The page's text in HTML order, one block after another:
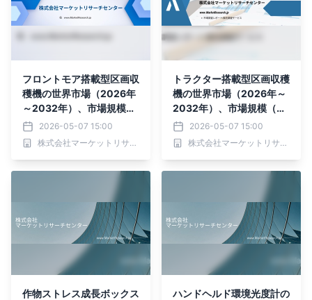
フロントモア搭載型区画収
穫機の世界市場（2026年
～2032年）、市場規模
（小型ホッパー、中型ホッ
パー、大型ホッパー）・分
析レポートを発表
2026-05-07 15:00
株式会社マーケットリサーチセンター
トラクター搭載型区画収穫
機の世界市場（2026年～
2032年）、市場規模（小
型ホッパー、中型ホッパ
ー、大型ホッパー）・分析
レポートを発表
2026-05-07 15:00
株式会社マーケットリサーチセンター
作物ストレス成長ボックス
ハンドヘルド環境光度計の